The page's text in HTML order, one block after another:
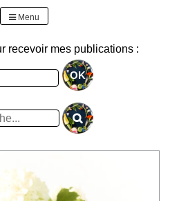
Menu
recevoir mes publications :